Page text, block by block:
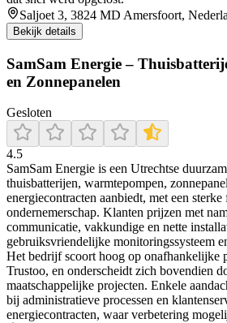
Saljoet 3, 3824 MD Amersfoort,
Bekijk details
SamSam Energie –
en Zonnepanelen
Gesloten
4.5
SamSam Energie is een Utrechtse
thuisbatterijen, warmtepompen,
energiecontracten aanbiedt, met een
ondernemerschap. Klanten prijzen met
communicatie, vakkundige en nette
gebruiksvriendelijke monitoringssysteem
Het bedrijf scoort hoog op onafhankelijke
Trustoo, en onderscheidt zich bovendien
maatschappelijke projecten. Enkele
bij administratieve processen en
energiecontracten, waar verbetering